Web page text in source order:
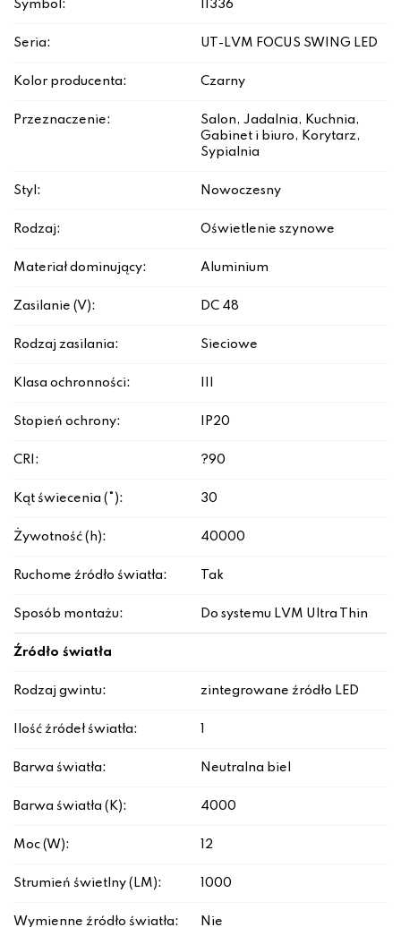
Symbol: 11336
Seria: UT-LVM FOCUS SWING LED
Kolor producenta: Czarny
Przeznaczenie:
Salon, Jadalnia, Kuchnia,
Gabinet i biuro, Korytarz,
Sypialnia
Styl: Nowoczesny
Rodzaj: Oświetlenie szynowe
Materiał dominujący: Aluminium
Zasilanie (V): DC 48
Rodzaj zasilania: Sieciowe
Klasa ochronności:
Stopień ochrony: IP20
CRI: ?90
Kąt świecenia (°): 30
Żywotność (h): 40000
Ruchome źródło światła: Tak
Sposób montażu: Do systemu LVM Ultra Thin
Źródło światła
Rodzaj gwintu: zintegrowane źródło LED
Ilość źródeł światła:
Barwa światła: Neutralna biel
Barwa światła (K): 4000
Moc (W): 12
Strumień świetlny (LM): 1000
Wymienne źródło światła: Nie